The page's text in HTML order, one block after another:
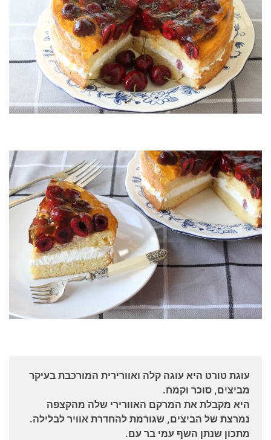
עוגת טורט היא עוגה קלה ואוורירית המורכבת בעיקר
מביצים, סוכר וקמח.
היא מקבלת את המרקם האוורירי שלה מהקצפה
נמרצת של הביצים, שגורמת להחדרת אוויר לבלילה.
מתכון שנתן השף עמי בר עם.